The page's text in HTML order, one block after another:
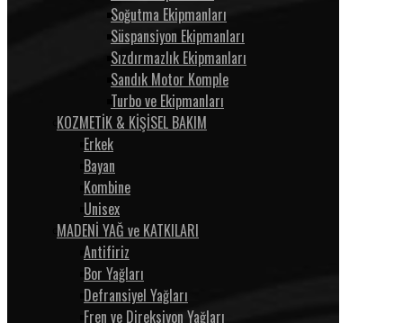
Soğutma Ekipmanları
Süspansiyon Ekipmanları
Sızdırmazlık Ekipmanları
Sandık Motor Komple
Turbo ve Ekipmanları
KOZMETİK & KİŞİSEL BAKIM
Erkek
Bayan
Kombine
Unisex
MADENİ YAĞ ve KATKILARI
Antifiriz
Bor Yağları
Defransiyel Yağları
Fren ve Direksiyon Yağları